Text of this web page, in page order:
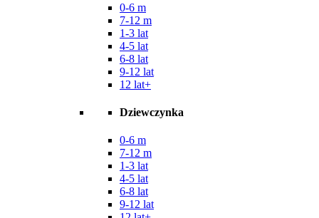
0-6 m
7-12 m
1-3 lat
4-5 lat
6-8 lat
9-12 lat
12 lat+
Dziewczynka
0-6 m
7-12 m
1-3 lat
4-5 lat
6-8 lat
9-12 lat